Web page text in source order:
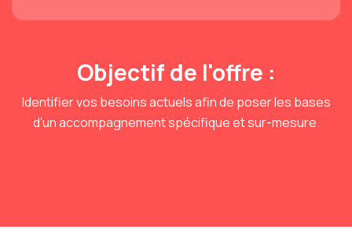
Objectif de l'offre :
Identifier vos besoins actuels afin de poser les bases
d’un accompagnement spécifique et sur-mesure.